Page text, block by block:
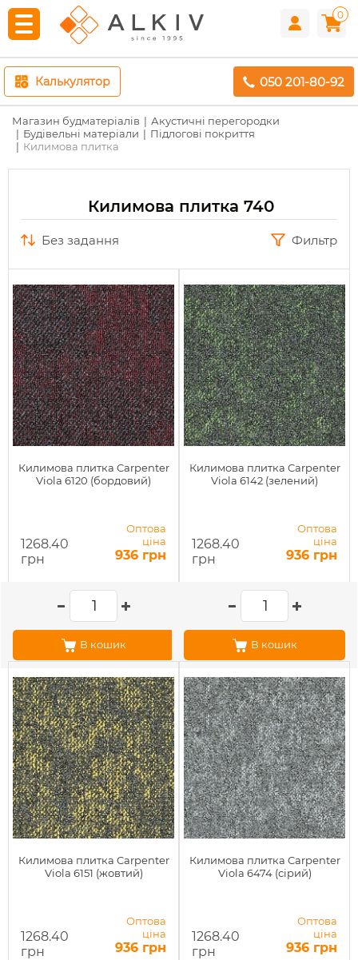
0
Калькулятор 050 201-80-92
Магазин будматеріалів
Акустичні перегородки
Будівельні матеріали
Підлогові покриття
Килимова плитка
Килимова плитка 740
без задання Фильтр
Килимова плитка Carpenter
Viola 6120 (бордовий)
1268.40
грн
Оптова
ціна
936 грн
В кошик
Килимова плитка Carpenter
Viola 6142 (зелений)
1268.40
грн
Оптова
ціна
936 грн
В кошик
Килимова плитка Carpenter
Viola 6151 (жовтий)
1268.40
грн
Оптова
ціна
936 грн
Килимова плитка Carpenter
Viola 6474 (сірий)
1268.40
грн
Оптова
ціна
936 грн